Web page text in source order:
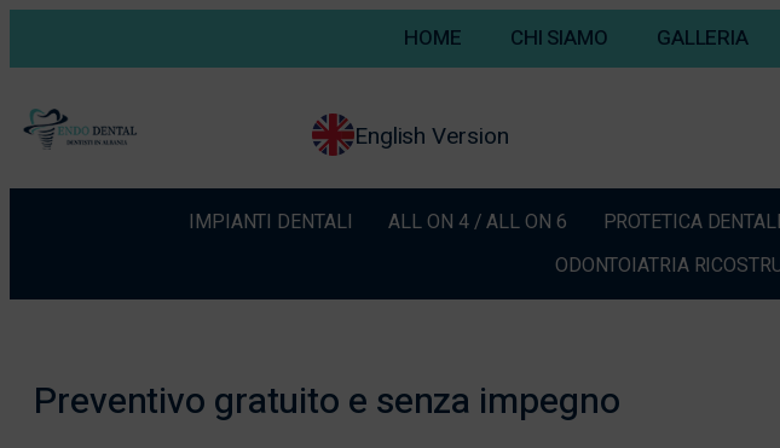
HOME CHI SIAMO GALLERIA
English Version
IMPIANTI DENTALI ALL ON 4 / ALL ON 6 PROTETICA
ODONTOIATRIA
Preventivo gratuito e senza impegno